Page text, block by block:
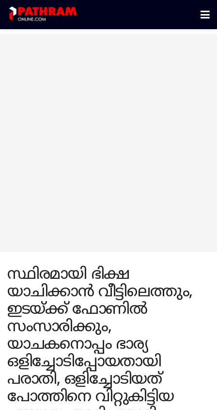
സ്ഥിരമായി ഭിക്ഷ
യാചിക്കാൻ വീട്ടിലെത്തും,
ഇടയ്ക്ക് ഫോണിൽ
സംസാരിക്കും,
യാചകനൊപ്പം ഭാര്യ
ഒളിച്ചോടിപ്പോയതായി
പരാതി, ഒളിച്ചോടിയത്
പോത്തിനെ വിറ്റുകിട്ടിയ